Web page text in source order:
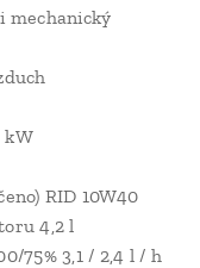
mechanický
kW
RID 10W40
4,2 l
75% 3,1 / 2,4 l / h